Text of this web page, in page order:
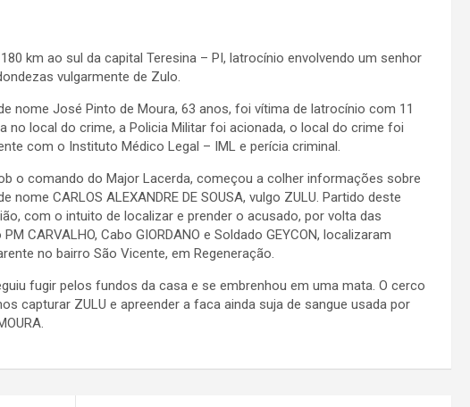
km ao sul da capital Teresina – PI, latrocínio envolvendo um senhor
vulgarmente de Zulo.
nome José Pinto de Moura, 63 anos, foi vítima de latrocínio com 11
no local do crime, a Policia Militar foi acionada, o local do crime foi
com o Instituto Médico Legal – IML e perícia criminal.
o comando do Major Lacerda, começou a colher informações sobre
CARLOS ALEXANDRE DE SOUSA, vulgo ZULU. Partido deste
com o intuito de localizar e prender o acusado, por volta das
CARVALHO, Cabo GIORDANO e Soldado GEYCON, localizaram
no bairro São Vicente, em Regeneração.
fugir pelos fundos da casa e se embrenhou em uma mata. O cerco
capturar ZULU e apreender a faca ainda suja de sangue usada por